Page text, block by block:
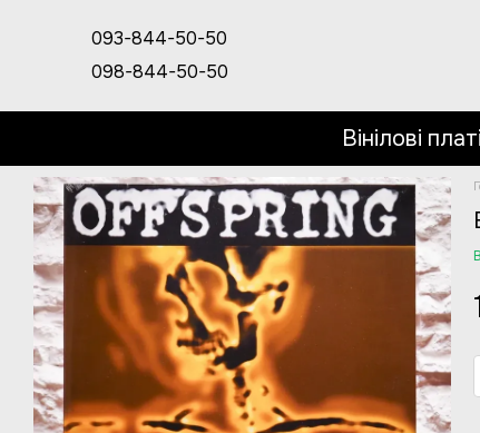
093-844-50-50
098-844-50-50
Вінілові